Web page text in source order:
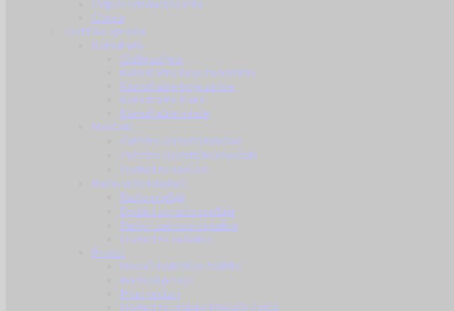
Odjeća i dodaci za kišu
Obuća
Taktička oprema
Kamuflaža
Ghille odijela
Kamuflažna boja za opremu
Kamuflažne boje za lice
Kamuflažne trake
Kamuflažne mreže
Naočale
Zaštitne (airsoft) naočale
Zaštitne (balističke) naočale
Dodaci za naočale
Radio veza i dodaci
Radio uređaji
Dodaci za radio uređaje
Radio i zaštitne slušalice
Dodaci za slušalice
Prsluci
Nosači balističke zaštite
Borbeni prsluci
Prsni prsluci
Dodaci za prsluke i nosače ploča